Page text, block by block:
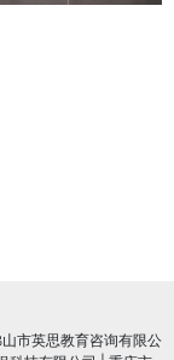
市英思教育咨询有限公